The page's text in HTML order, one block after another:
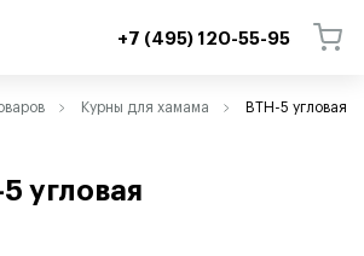
+7 (495) 120-55-95
Курны для хамама ВТН-5 угловая
угловая